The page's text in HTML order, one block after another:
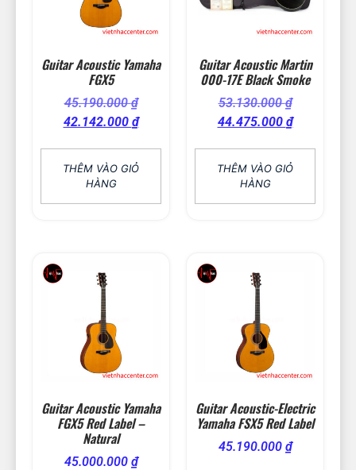
Guitar Acoustic Yamaha
FGX5
45.190.000₫
42.142.000 ₫
THÊM VÀO GIỎ
HÀNG
Guitar Acoustic Martin
000-17E Black Smoke
53.130.000₫
44.475.000 ₫
THÊM VÀO GIỎ
HÀNG
Guitar Acoustic Yamaha
FGX5 Red Label –
Natural
45.000.000 ₫
Guitar Acoustic-Electric
Yamaha FSX5 Red Label
45.190.000 ₫